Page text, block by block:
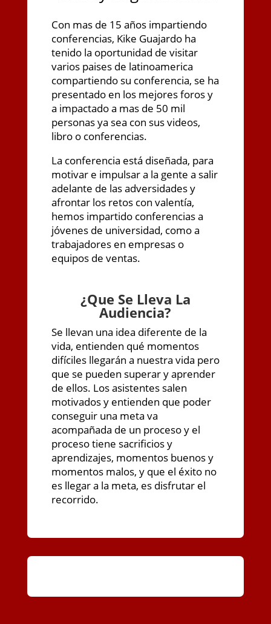
Con mas de 15 años impartiendo
conferencias, Kike Guajardo ha
tenido la oportunidad de visitar
varios paises de latinoamerica
compartiendo su conferencia, se ha
presentado en los mejores foros y
a impactado a mas de 50 mil
personas ya sea con sus videos,
libro o conferencias.
La conferencia está diseñada, para
motivar e impulsar a la gente a salir
adelante de las adversidades y
afrontar los retos con valentía,
hemos impartido conferencias a
jóvenes de universidad, como a
trabajadores en empresas o
equipos de ventas.
¿Que Se Lleva La
Audiencia?
Se llevan una idea diferente de la
vida, entienden qué momentos
difíciles llegarán a nuestra vida pero
que se pueden superar y aprender
de ellos. Los asistentes salen
motivados y entienden que poder
conseguir una meta va
acompañada de un proceso y el
proceso tiene sacrificios y
aprendizajes, momentos buenos y
momentos malos, y que el éxito no
es llegar a la meta, es disfrutar el
recorrido.